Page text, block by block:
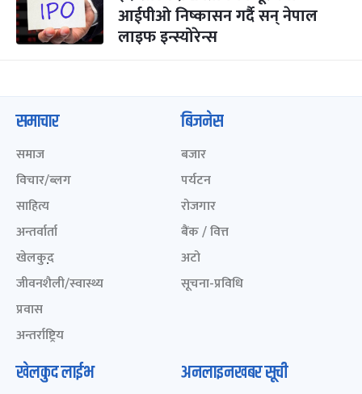
आईपीओ निष्कासन गर्दै सन् नेपाल
लाइफ इन्स्योरेन्स
समाचार
समाज
विचार/ब्लग
साहित्य
अन्तर्वार्ता
खेलकुद़़
जीवनशैली/स्वास्थ्य
प्रवास
अन्तर्राष्ट्रिय
बिजनेस
बजार
पर्यटन
रोजगार
बैंक / वित्त
अटो
सूचना-प्रविधि
खेलकुद लाईभ अनलाइनखबर सूची